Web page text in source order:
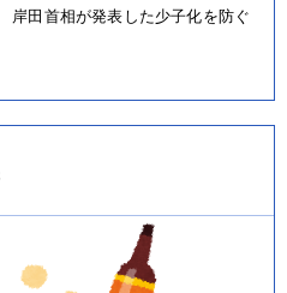
田首相が発表した少子化を防ぐ